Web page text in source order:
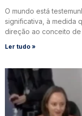
O mundo está
significativa, à medida
direção ao conceito de
Ler tudo »